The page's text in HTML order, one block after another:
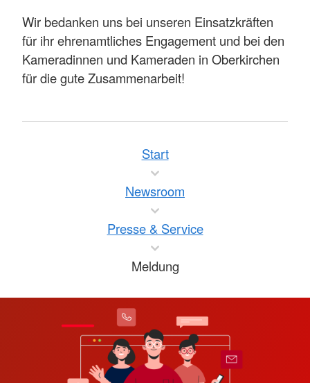
Wir bedanken uns bei unseren Einsatzkräften
für ihr ehrenamtliches Engagement und bei den
Kameradinnen und Kameraden in Oberkirchen
für die gute Zusammenarbeit!
Start
Newsroom
Presse & Service
Meldung